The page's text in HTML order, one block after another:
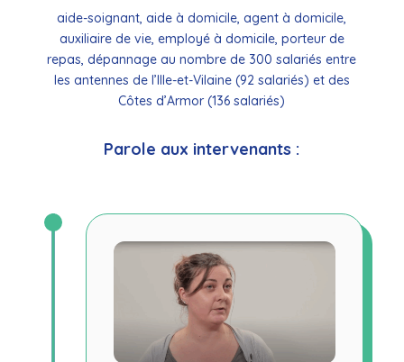
aide-soignant, aide à domicile, agent à domicile,
auxiliaire de vie, employé à domicile, porteur de
repas, dépannage au nombre de 300 salariés entre
les antennes de l’Ille-et-Vilaine (92 salariés) et des
Côtes d’Armor (136 salariés)
Parole aux intervenants :